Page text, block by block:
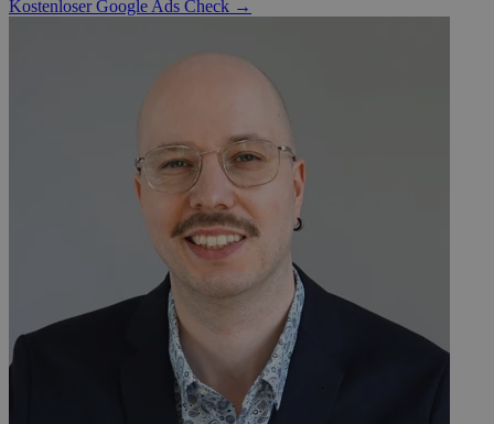
Kostenloser Google Ads Check →